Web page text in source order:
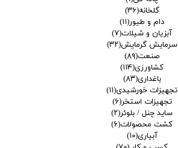
گلخانه(۳۶)
دام و طیور(۱۱)
آبزیان و شیلات(۷)
سرمایش گرمایش(۳۲)
صنعت(۸۹)
کشاورزی(۱۱۴)
باغداری(۸۳)
تجهیزات خورشیدی(۱۱)
تجهیزات استخر(۶)
ساید چنل / بلوئر(۲)
کشت محصولات(۶)
آبیاری(۱۰)